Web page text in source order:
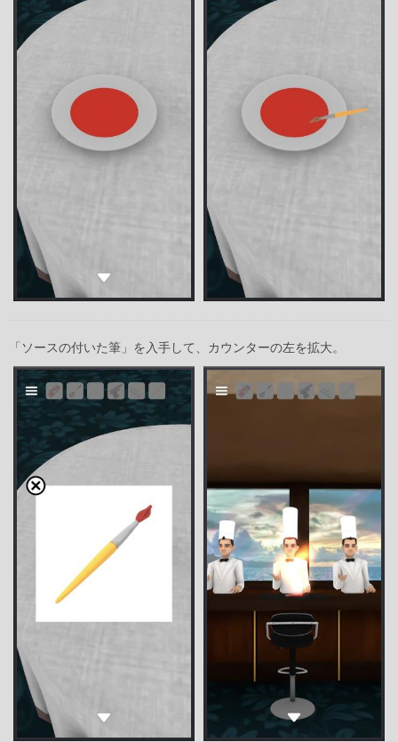
「ソースの付いた筆」を入手して、カウンターの左を拡大。